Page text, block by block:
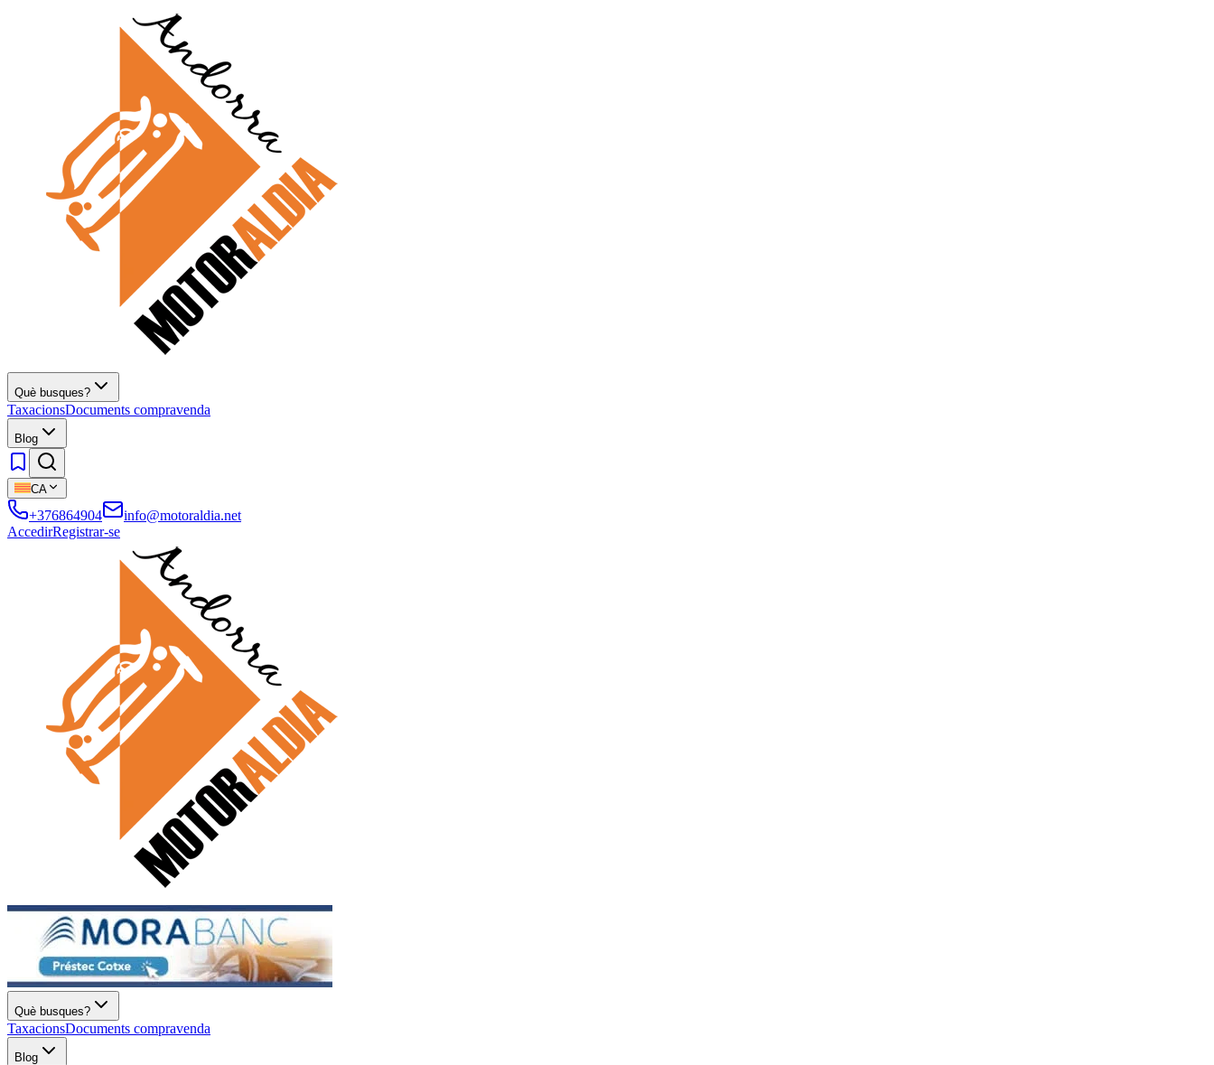
Què busques?
TaxacionsDocuments compravenda
Blog
CA
+376864904
info@motoraldia.net
AccedirRegistrar-se
Què busques?
TaxacionsDocuments compravenda
Blog